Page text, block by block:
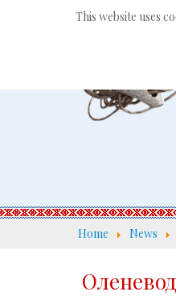
This website uses
Home News